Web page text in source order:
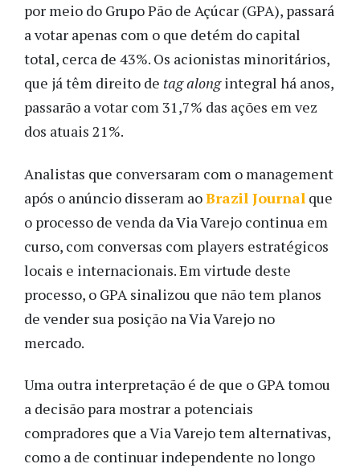
por meio do Grupo Pão de Açúcar (GPA), passará
a votar apenas com o que detém do capital
total, cerca de 43%. Os acionistas minoritários,
que já têm direito de tag alongintegral há anos,
passarão a votar com 31,7% das ações em vez
dos atuais 21%.
Analistas que conversaram com o management
após o anúncio disseram aoBrazil Journal que
o processo de venda da Via Varejo continua em
curso, com conversas com players estratégicos
locais e internacionais. Em virtude deste
processo, o GPA sinalizou que não tem planos
de vender sua posição na Via Varejo no
mercado.
Uma outra interpretação é de que o GPA tomou
a decisão para mostrar a potenciais
compradores que a Via Varejo tem alternativas,
como a de continuar independente no longo